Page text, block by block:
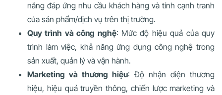
năng đáp ứng nhu cầu khách hàng và tính cạnh tranh
của sản phẩm/dịch vụ trên thị trường.
Quy trình và công nghệ: Mức độ hiệu quả của quy
trình làm việc, khả năng ứng dụng công nghệ trong
sản xuất, quản lý và vận hành.
Marketing và thương hiệu: Độ nhận diện thương
hiệu, hiệu quả truyền thông, chiến lược marketing và